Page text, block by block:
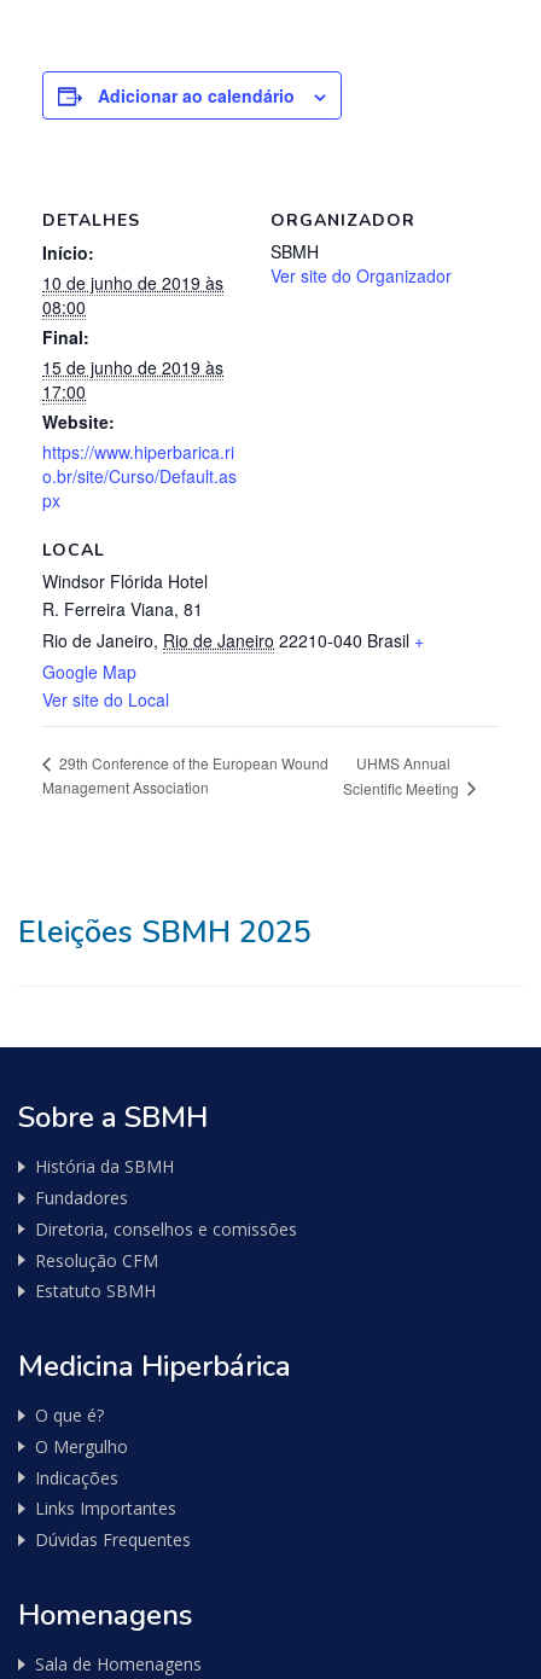
Adicionar ao calendário
DETALHES
Início:
10 de junho de 2019 às
08:00
Final:
15 de junho de 2019 às
17:00
Website:
https://www.hiperbarica.ri
o.br/site/Curso/Default.as
px
LOCAL
Windsor Flórida Hotel
R. Ferreira Viana, 81
Rio de Janeiro, Rio de Janeiro 22210-040 Brasil +
Google Map
Ver site do Local
ORGANIZADOR
SBMH
Ver site do Organizador
29th Conference of the European Wound
Management Association
UHMS Annual
Scientific Meeting
Eleições SBMH 2025
Sobre a SBMH
História da SBMH
Fundadores
Diretoria, conselhos e comissões
Resolução CFM
Estatuto SBMH
Medicina Hiperbárica
O que é?
O Mergulho
Indicações
Links Importantes
Dúvidas Frequentes
Homenagens
Sala de Homenagens